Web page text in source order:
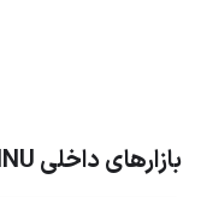
بازارهای داخلی SHIBA INU